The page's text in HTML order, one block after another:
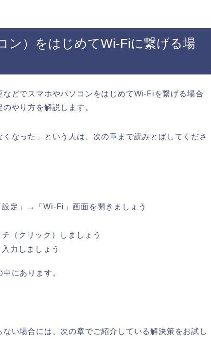
ン）をはじめてWi-Fiに繋げる場
どでスマホやパソコンをはじめてWi-Fiを繋げる場合
やり方を解説します。
くなった」という人は、次の章まで読みとばしてくださ
定」→「Wi-Fi」画面を開きましょう
（クリック）しましょう
力しましょう
にあります。
い場合には、次の章でご紹介している解決策をお試し